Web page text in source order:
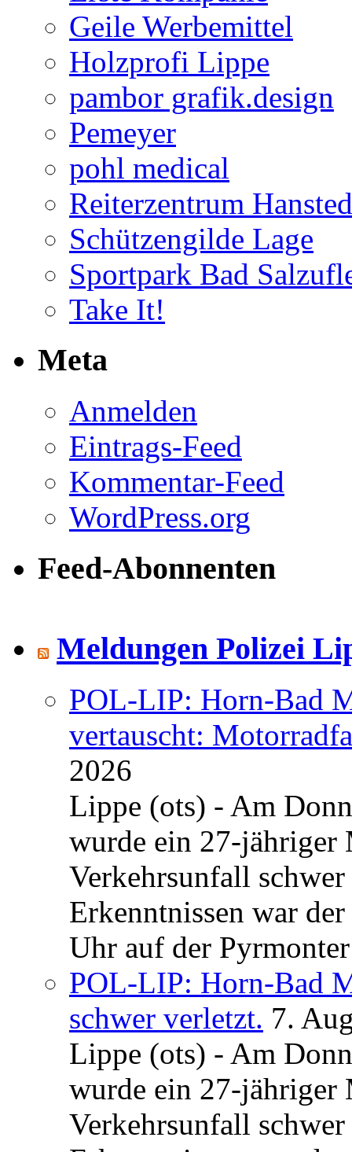
Geile Werbemittel
Holzprofi Lippe
pambor grafik.design
Pemeyer
pohl medical
Reiterzentrum
Schützengilde Lage
Sportpark Bad
Take It!
Meta
Anmelden
Eintrags-Feed
Kommentar-Feed
WordPress.org
Feed-Abonnenten
Meldungen Polizei
POL-LIP: Horn-Bad
vertauscht:
2026
Lippe (ots) - Am
wurde ein 27-jähriger
Verkehrsunfall
Erkenntnissen war
Uhr auf der
POL-LIP: Horn-Bad
schwer verletzt. 7.
Lippe (ots) - Am
wurde ein 27-jähriger
Verkehrsunfall